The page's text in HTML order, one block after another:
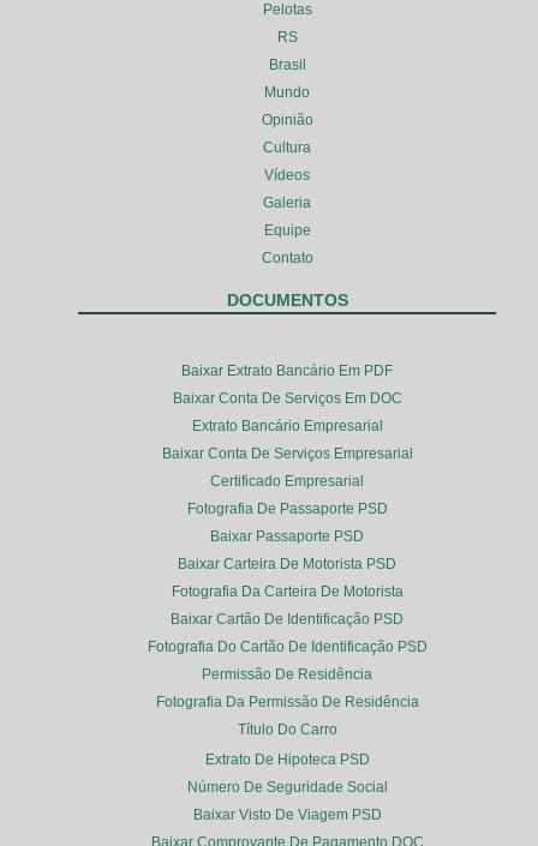
Pelotas
RS
Brasil
Mundo
Opinião
Cultura
Vídeos
Galeria
Equipe
Contato
DOCUMENTOS
Baixar Extrato Bancário Em PDF
Baixar Conta De Serviços Em DOC
Extrato Bancário Empresarial
Baixar Conta De Serviços Empresarial
Certificado Empresarial
Fotografia De Passaporte PSD
Baixar Passaporte PSD
Baixar Carteira De Motorista PSD
Fotografia Da Carteira De Motorista
Baixar Cartão De Identificação PSD
Fotografia Do Cartão De Identificação PSD
Permissão De Residência
Fotografia Da Permissão De Residência
Título Do Carro
Extrato De Hipoteca PSD
Número De Seguridade Social
Baixar Visto De Viagem PSD